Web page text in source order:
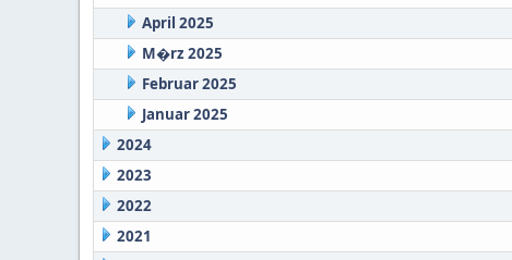
April 2025
M�rz 2025
Februar 2025
Januar 2025
2024
2023
2022
2021